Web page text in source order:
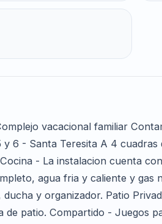
vacacional familiar
y 6 - Santa Teresita A 4
- La instalacion cuenta
agua fria y caliente y
y organizador. Patio
de patio. Compartido - Juegos